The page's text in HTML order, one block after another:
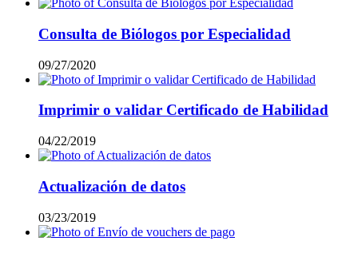
Consulta de Biólogos por Especialidad
09/27/2020
Imprimir o validar Certificado de Habilidad
04/22/2019
Actualización de datos
03/23/2019